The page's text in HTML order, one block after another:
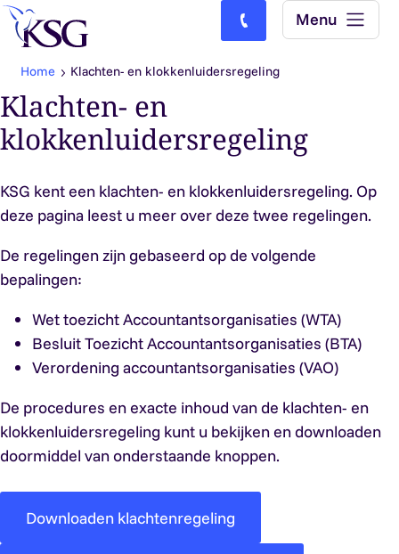
Skip to content
Bel ons: (0)77-4740000
Menu
Home Klachten- en klokkenluidersregeling
Klachten- en
klokkenluidersregeling
KSG kent een klachten- en klokkenluidersregeling. Op
deze pagina leest u meer over deze twee regelingen.
De regelingen zijn gebaseerd op de volgende
bepalingen:
Wet toezicht Accountantsorganisaties (WTA)
Besluit Toezicht Accountantsorganisaties (BTA)
Verordening accountantsorganisaties (VAO)
De procedures en exacte inhoud van de klachten- en
klokkenluidersregeling kunt u bekijken en downloaden
doormiddel van onderstaande knoppen.
Downloaden klachtenregeling